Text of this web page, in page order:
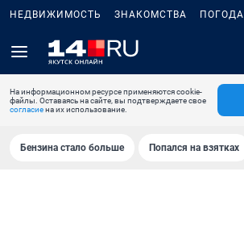
НЕДВИЖИМОСТЬ ЗНАКОМСТВА ПОГОДА
На информационном ресурсе применяются cookie-
файлы. Оставаясь на сайте, вы подтверждаете свое
согласиена их использование.
Бензина стало больше Попался на взятках